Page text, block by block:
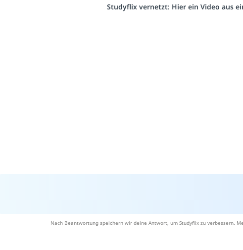
Studyflix vernetzt: Hier ein Video aus
Nach Beantwortung speichern wir deine Antwort, um Studyflix zu verbessern.